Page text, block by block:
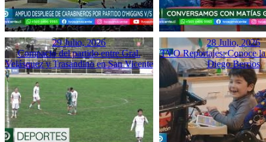
29 Julio, 2026
Compacto del partido entre Gral.
Velásquez y Trasandino en San Vicente
28 Julio, 2026
TVO Reportajes: Conoce
Diego Berrios